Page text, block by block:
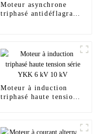
Moteur asynchrone
triphasé antidéflagrant
Moteur à induction
triphasé haute tension